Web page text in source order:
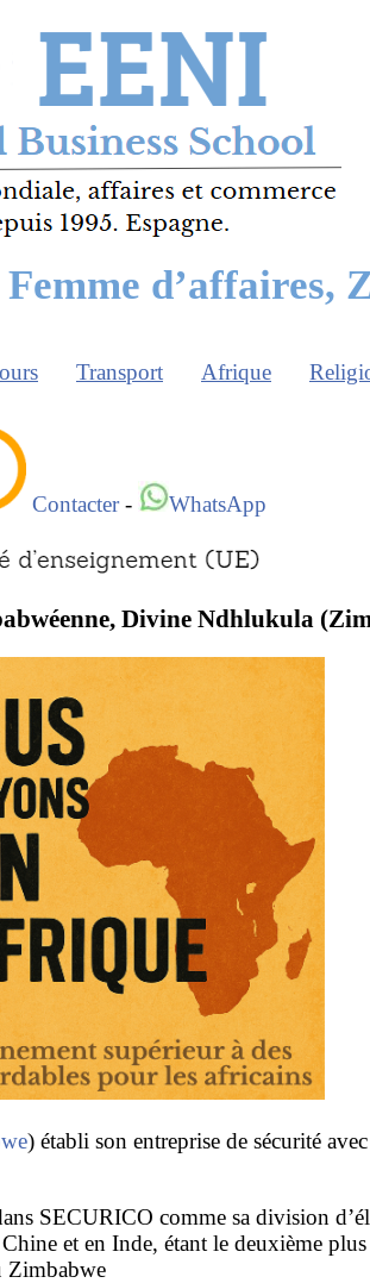
d’affaires,
Transport Afrique
Contacter- WhatsApp
Divine Ndhlukula
) établi son entreprise de sécurité
SECURICO comme sa division
et en Inde, étant le deuxième
Zimbabwe